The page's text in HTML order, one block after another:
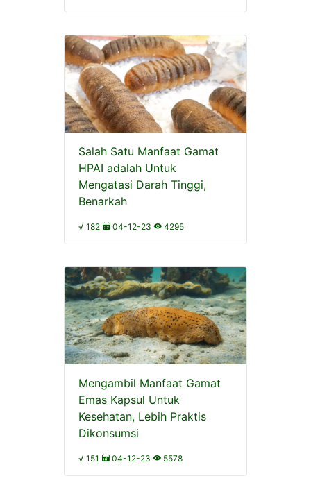
Salah Satu Manfaat Gamat
HPAI adalah Untuk
Mengatasi Darah Tinggi,
Benarkah
√ 182 04-12-23 4295
Mengambil Manfaat Gamat
Emas Kapsul Untuk
Kesehatan, Lebih Praktis
Dikonsumsi
√ 151 04-12-23 5578